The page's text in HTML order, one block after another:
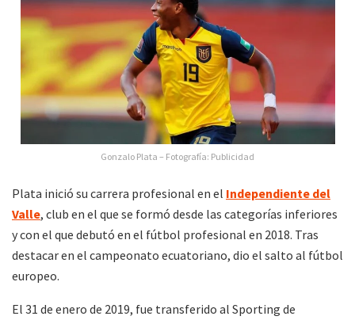
Gonzalo Plata – Fotografía: Publicidad
Plata inició su carrera profesional en el Independiente del
Valle, club en el que se formó desde las categorías inferiores
y con el que debutó en el fútbol profesional en 2018. Tras
destacar en el campeonato ecuatoriano, dio el salto al fútbol
europeo.
El 31 de enero de 2019, fue transferido al Sporting de